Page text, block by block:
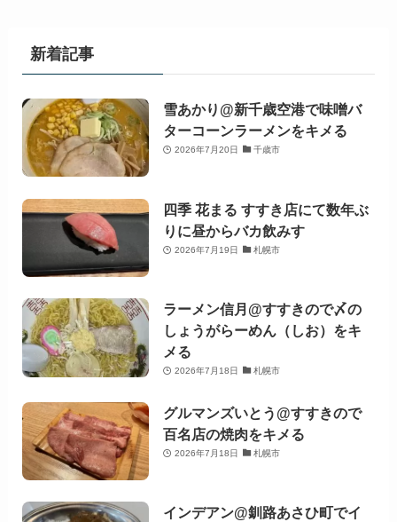
新着記事
雪あかり@新千歳空港で味噌バ
ターコーンラーメンをキメる
2026年7月20日 千歳市
四季 花まる すすき店にて数年ぶ
りに昼からバカ飲みす
2026年7月19日 札幌市
ラーメン信月@すすきので〆の
しょうがらーめん（しお）をキ
メる
2026年7月18日 札幌市
グルマンズいとう@すすきので
百名店の焼肉をキメる
2026年7月18日 札幌市
インデアン@釧路あさひ町でイ